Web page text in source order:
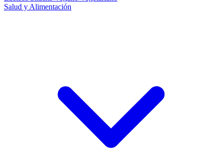
Salud y Alimentación